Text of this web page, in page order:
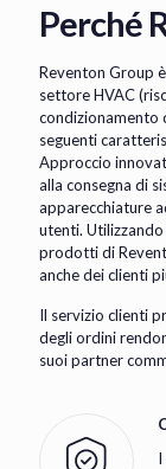
Perché
Reventon Group
settore HVAC
condizionamento
seguenti
Approccio
alla consegna di
apparecchiature
utenti.
prodotti di
anche dei clienti
Il servizio clienti
degli ordini
suoi partner